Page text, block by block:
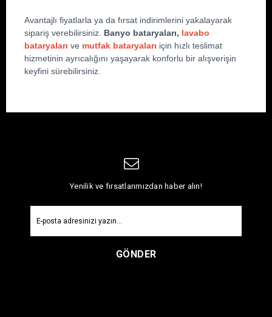
Avantajlı fiyatlarla ya da fırsat indirimlerini yakalayarak
sipariş verebilirsiniz. Banyo bataryaları, lavabo
bataryaları ve mutfak bataryaları için hızlı teslimat
hizmetinin ayrıcalığını yaşayarak konforlu bir alışverişin
keyfini sürebilirsiniz.
Yenilik ve fırsatlarımızdan haber alın!
GÖNDER